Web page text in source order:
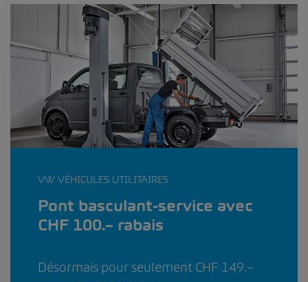
VW VÉHICULES UTILITAIRES
Pont basculant-service avec
CHF 100.– rabais
Désormais pour seulement CHF 149.–